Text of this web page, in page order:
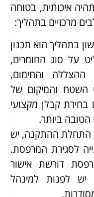
איכותית, בטוחה
מרכזיים בתהליך:
בתהליך הוא תכנון
על סוג החומרים,
ההצללה והחימום,
השטח והמיקום של
קבלן מקצועי
ביותר.
התחלת ההתקנה, יש
לסגירת המרפסת.
דורשת אישור
יש לפנות למינהל